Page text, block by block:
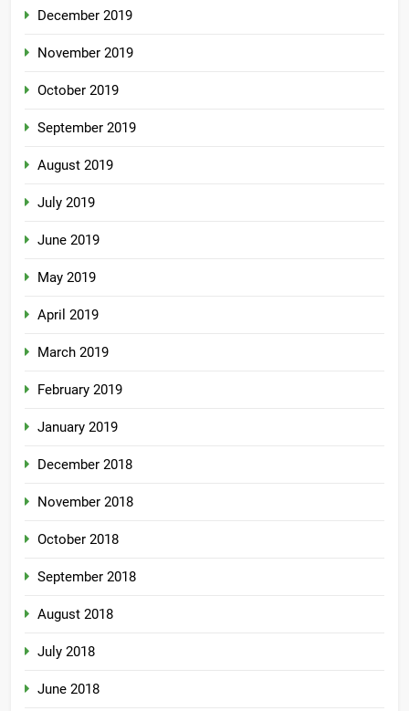
December 2019
November 2019
October 2019
September 2019
August 2019
July 2019
June 2019
May 2019
April 2019
March 2019
February 2019
January 2019
December 2018
November 2018
October 2018
September 2018
August 2018
July 2018
June 2018